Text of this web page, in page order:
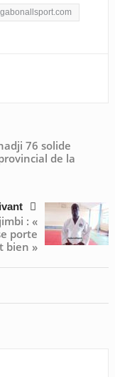
gabonallsport.com
76 solide
de la
: «
porte
bien »